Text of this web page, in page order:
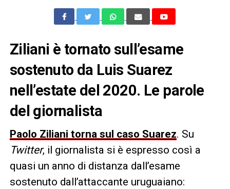
Ziliani è tornato sull’esame
sostenuto da Luis Suarez
nell’estate del 2020. Le parole
del giornalista
Paolo Ziliani torna sul caso Suarez. Su
Twitter, il giornalista si è espresso così a
quasi un anno di distanza dall’esame
sostenuto dall’attaccante uruguaiano: